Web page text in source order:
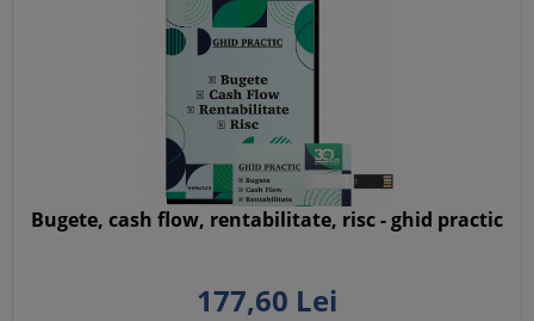
Bugete, cash flow, rentabilitate, risc - ghid practic
177,60 Lei